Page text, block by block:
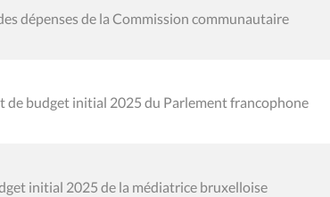
dépenses de la Commission communautaire
budget initial 2025 du Parlement francophone
initial 2025 de la médiatrice bruxelloise